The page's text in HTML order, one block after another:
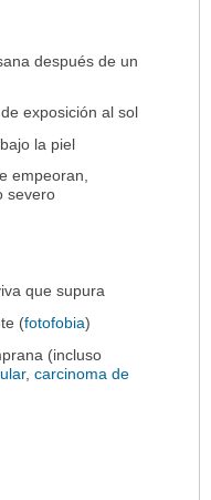
después de un
exposición al sol
la piel
empeoran,
severo
que supura
(fotofobia)
(incluso
,carcinoma de